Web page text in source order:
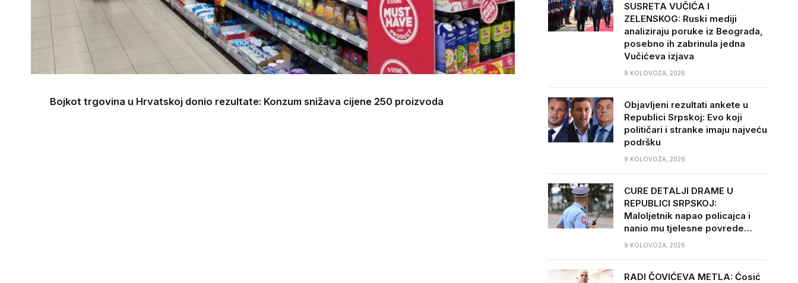
Bojkot trgovina u Hrvatskoj donio rezultate: Konzum snižava cijene 250 proizvoda
SUSRETA VUČIĆA I
ZELENSKOG: Ruski mediji
analiziraju poruke iz Beograda,
posebno ih zabrinula jedna
Vučićeva izjava
9 KOLOVOZA, 2026
Objavljeni rezultati ankete u
Republici Srpskoj: Evo koji
političari i stranke imaju najveću
podršku
9 KOLOVOZA, 2026
CURE DETALJI DRAME U
REPUBLICI SRPSKOJ:
Maloljetnik napao policajca i
nanio mu tjelesne povrede…
9 KOLOVOZA, 2026
RADI ČOVIĆEVA METLA: Ćosić